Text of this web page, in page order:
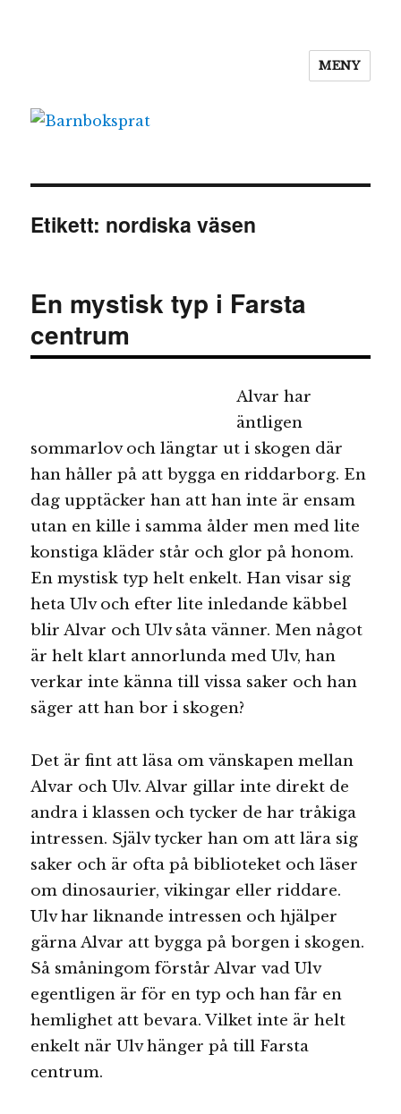
MENY
Etikett: nordiska väsen
En mystisk typ i Farsta
centrum
Alvar har
äntligen
sommarlov och längtar ut i skogen där
han håller på att bygga en riddarborg. En
dag upptäcker han att han inte är ensam
utan en kille i samma ålder men med lite
konstiga kläder står och glor på honom.
En mystisk typ helt enkelt. Han visar sig
heta Ulv och efter lite inledande käbbel
blir Alvar och Ulv såta vänner. Men något
är helt klart annorlunda med Ulv, han
verkar inte känna till vissa saker och han
säger att han bor i skogen?
Det är fint att läsa om vänskapen mellan
Alvar och Ulv. Alvar gillar inte direkt de
andra i klassen och tycker de har tråkiga
intressen. Själv tycker han om att lära sig
saker och är ofta på biblioteket och läser
om dinosaurier, vikingar eller riddare.
Ulv har liknande intressen och hjälper
gärna Alvar att bygga på borgen i skogen.
Så småningom förstår Alvar vad Ulv
egentligen är för en typ och han får en
hemlighet att bevara. Vilket inte är helt
enkelt när Ulv hänger på till Farsta
centrum.